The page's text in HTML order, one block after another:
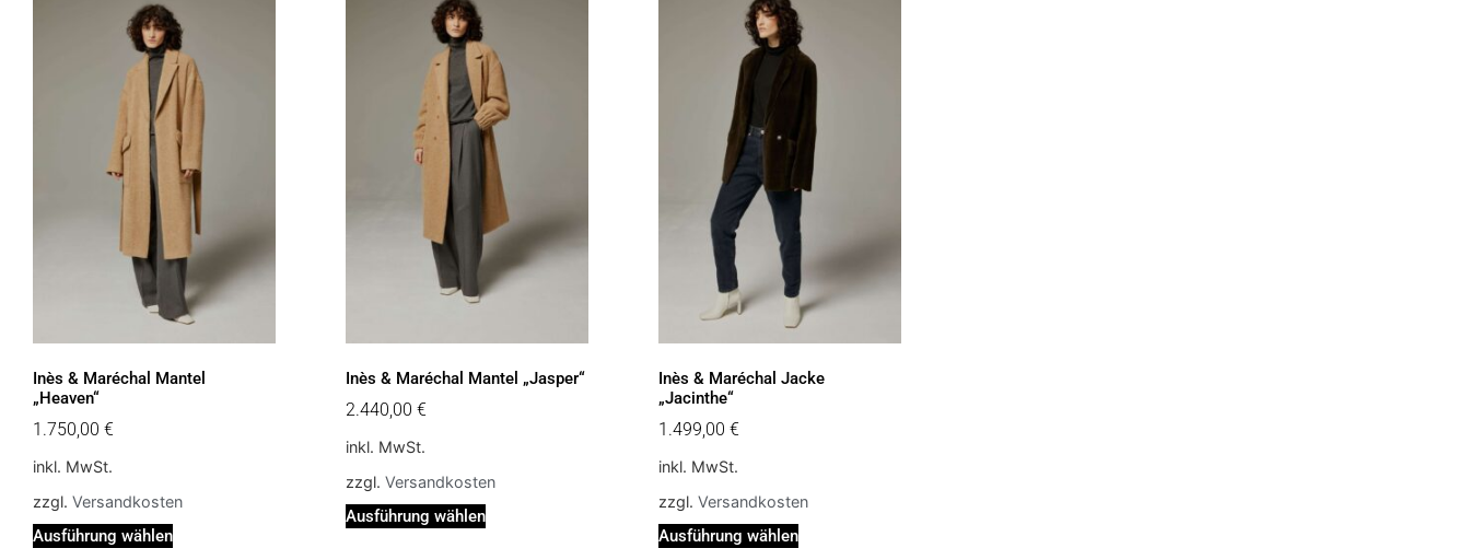
Inès & Maréchal Mantel
„Heaven“
1.750,00 €
inkl. MwSt.
zzgl. Versandkosten
Ausführung wählen
Inès & Maréchal Mantel „Jasper“
2.440,00 €
inkl. MwSt.
zzgl. Versandkosten
Ausführung wählen
Inès & Maréchal Jacke
„Jacinthe“
1.499,00 €
inkl. MwSt.
zzgl. Versandkosten
Ausführung wählen